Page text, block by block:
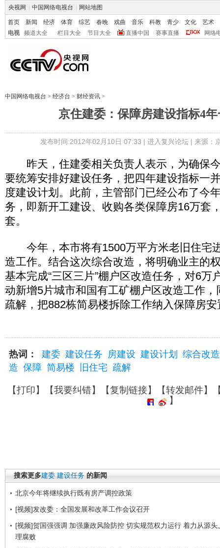
央视网 中国网络电视台 网站地图
首页 新闻 经济 体育 综艺 春晚 戏曲 音乐 科教 青少 文化
艺术
电视
频道大全 栏目大全 节目大全 直播中国 赛事直播 网络
中国网络电视台 > 经济台 > 财经资讯 >
京住建委：保障房建设指标4
发布时间:2012年02月10日 07:33 | 进入复兴论坛| 来源：
昨天，住建委相关负责人表示，为确保
要统筹安排好建设任务，把四年建设指标一
度建设计划。此前，主管部门已经公布了今
务，即新开工建设、收购各类保障房16万套
套。
今年，本市将有1500万平方米老旧住宅
造工作。结合这次综合改造，将明确业主的
基本完成“三区三片”棚户区改造任务，对6万
动新增5片城市和国有工矿棚户区改造工作
疏解，把882栋简易楼拆除工作纳入保障房
热词： 建委 建设任务 房建设 建设计划
综合改造
造 保障 简易楼 旧住宅 疏解
【打印】【我要纠错】【复制链接】【转发邮件】
】
搜索更多建委 建设任务 的新闻
北京今年将继续执行既有房产调控政策
[视频]发改委：全国发展和改革工作会议召开
[视频]贺国强强调 加强廉政风险防控 切实规范权力运行 着力从源头
理腐败